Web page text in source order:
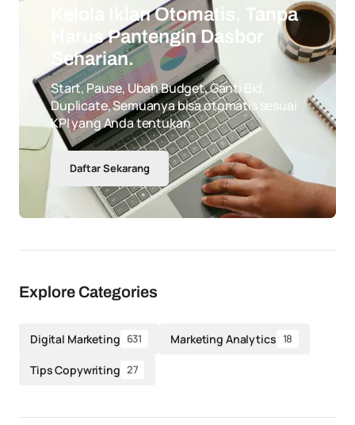
Kelola Iklan Otomatis. Tanpa
Harus Pantengin Dasbor
Seharian.
Start, Pause, Ubah Budget, Ganti Bid,
Duplicate, Semuanya bisa otomatis sesuai
KPI yang Anda tentukan
Daftar Sekarang
Explore Categories
Digital Marketing 631 Marketing Analytics 18
Tips Copywriting 27